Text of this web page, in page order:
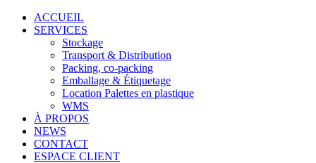
ACCUEIL
SERVICES
Stockage
Transport & Distribution
Packing, co-packing
Emballage & Étiquetage
Location Palettes en plastique
WMS
À PROPOS
NEWS
CONTACT
ESPACE CLIENT